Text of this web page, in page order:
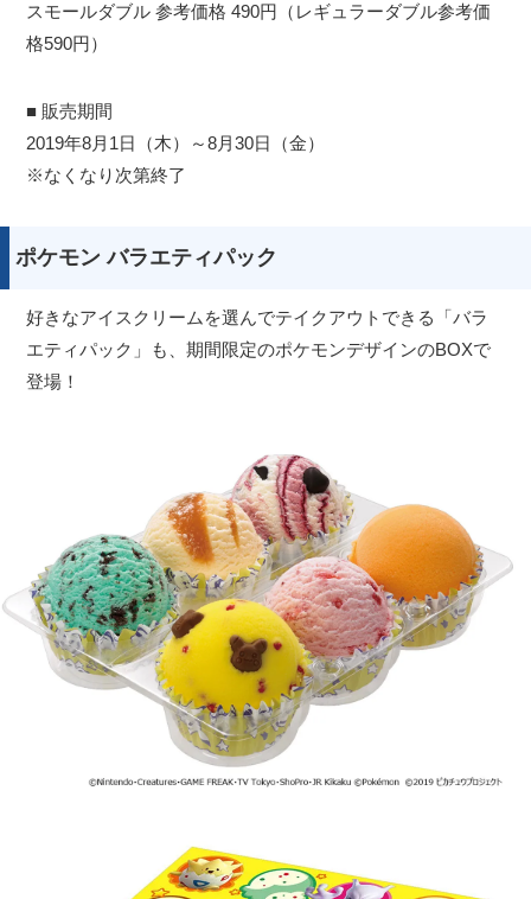
スモールダブル 参考価格 490円（レギュラーダブル参考価
格590円）
■ 販売期間
2019年8月1日（木）～8月30日（金）
※なくなり次第終了
ポケモン バラエティパック
好きなアイスクリームを選んでテイクアウトできる「バラ
エティパック」も、期間限定のポケモンデザインのBOXで
登場！